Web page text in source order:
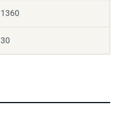
1360
30